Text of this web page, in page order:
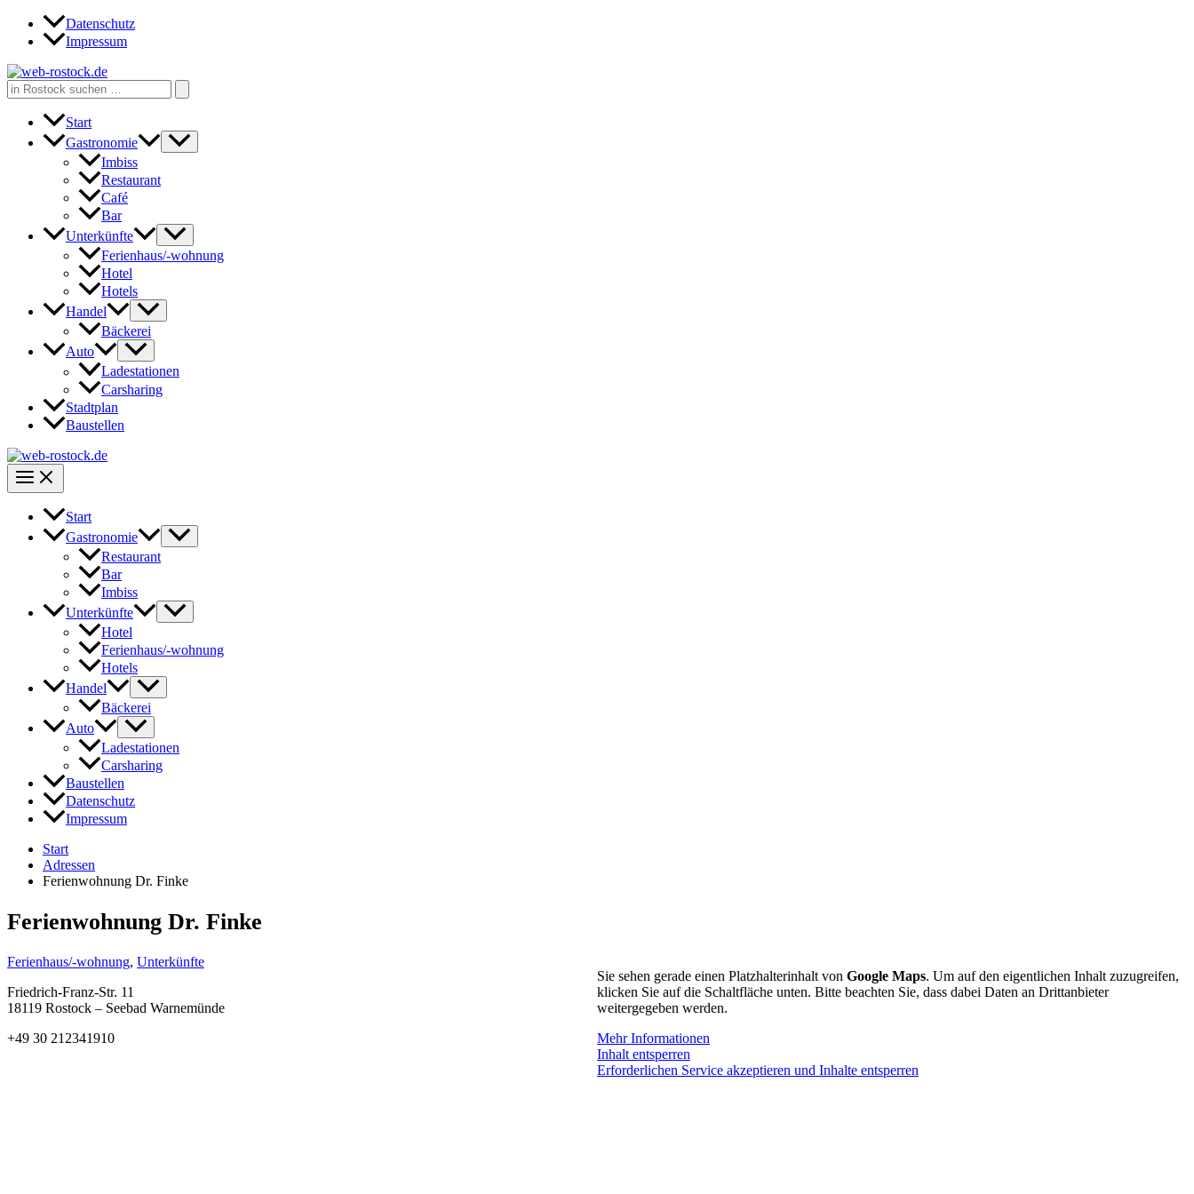
Zum
Inhalt
Datenschutz
Impressum
Search
for:
Start
Gastronomie
Imbiss
Restaurant
Café
Bar
Unterkünfte
Ferienhaus/-wohnung
Hotel
Hotels
Handel
Bäckerei
Auto
Ladestationen
Carsharing
Stadtplan
Baustellen
Start
Gastronomie
Restaurant
Bar
Imbiss
Unterkünfte
Hotel
Ferienhaus/-wohnung
Hotels
Handel
Bäckerei
Auto
Ladestationen
Carsharing
Baustellen
Datenschutz
Impressum
Start
Adressen
Ferienwohnung Dr. Finke
Ferienwohnung Dr. Finke
Ferienhaus/-wohnung, Unterkünfte
Friedrich-Franz-Str. 11
18119 Rostock – Seebad Warnemünde
+49 30 212341910
Sie sehen gerade einen Platzhalterinhalt von Google Maps. Um auf den eigentlichen Inhalt zuzugreifen,
klicken Sie auf die Schaltfläche unten. Bitte beachten Sie, dass dabei Daten an Drittanbieter
weitergegeben werden.
Mehr Informationen
Inhalt entsperren
Erforderlichen Service akzeptieren und Inhalte entsperren